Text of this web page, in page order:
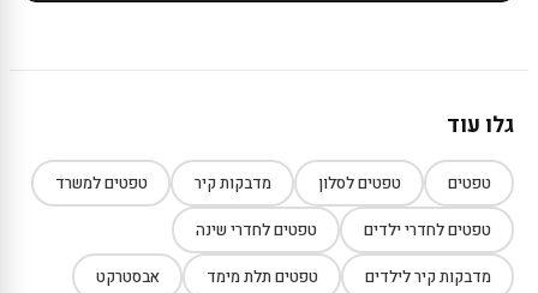
גלו עוד
טפטים טפטים לסלון מדבקות קיר טפטים למשרד
טפטים לחדרי ילדים טפטים לחדרי שינה
מדבקות קיר לילדים טפטים תלת מימד אבסטרקט